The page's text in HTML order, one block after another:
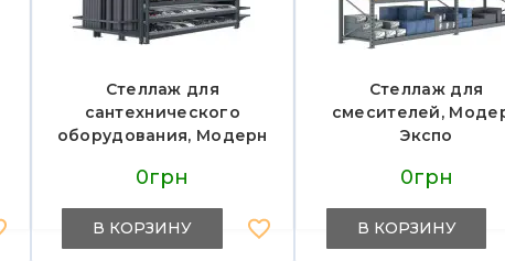
Стеллаж для
сантехнического
оборудования, Модерн
0грн
В КОРЗИНУ
Стеллаж для
смесителей,
Экспо
0грн
В КОРЗИНУ